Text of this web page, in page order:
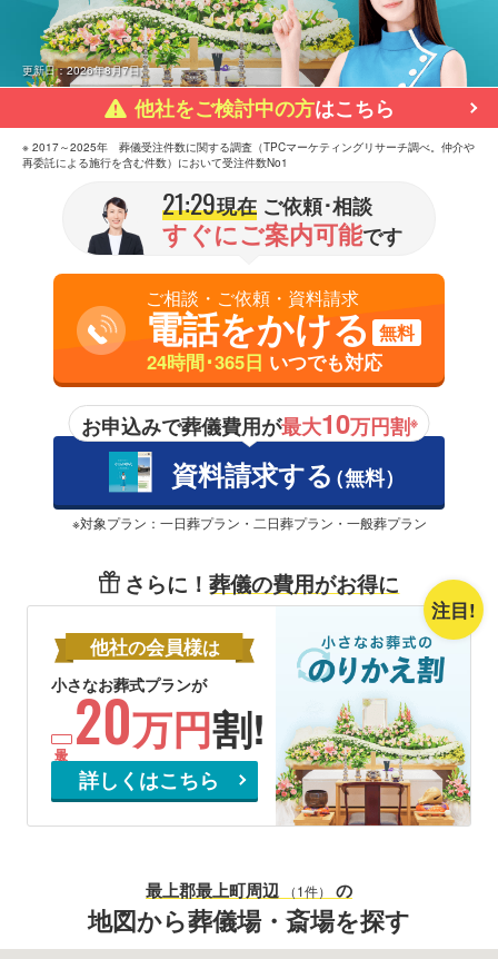
更新日：2026年8月7日
他社をご検討中の方はこちら
※ 2017～2025年 葬儀受注件数に関する調査（TPCマーケティングリサーチ調べ。仲介や
再委託による施行を含む件数）において受注件数No1
21:29現在ご依頼･相談
すぐにご案内可能です
ご相談・ご依頼・資料請求
電話をかける 無料
24時間･365日 いつでも対応
お申込みで葬儀費用が最大10万円割※
資料請求する（無料）
※対象プラン：一日葬プラン・二日葬プラン・一般葬プラン
さらに！葬儀の費用がお得に
注目!
他社の会員様は
小さなお葬式プランが
20万円割!
詳しくはこちら
最上郡最上町周辺 （1件） の
地図から葬儀場・斎場を探す